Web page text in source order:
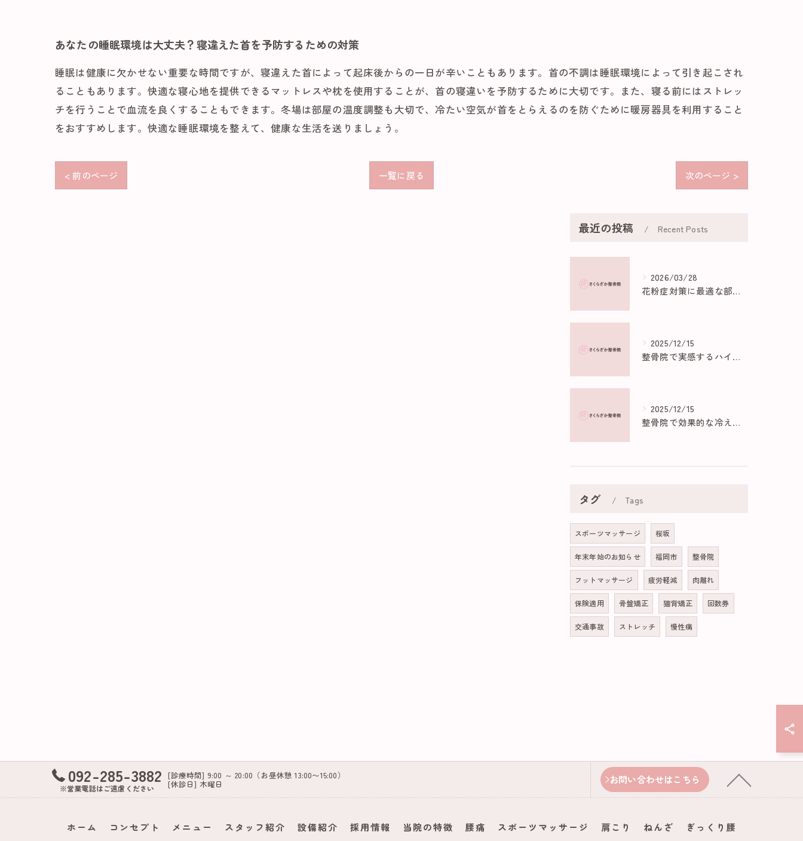
あなたの睡眠環境は大丈夫？寝違えた首を予防するための対策
睡眠は健康に欠かせない重要な時間ですが、寝違えた首によって起床後からの一日が辛いこともあります。首の不調は睡眠環境によって引き起こされ
ることもあります。快適な寝心地を提供できるマットレスや枕を使用することが、首の寝違いを予防するために大切です。また、寝る前にはストレッ
チを行うことで血流を良くすることもできます。冬場は部屋の温度調整も大切で、冷たい空気が首をとらえるのを防ぐために暖房器具を利用すること
をおすすめします。快適な睡眠環境を整えて、健康な生活を送りましょう。
< 前のページ 一覧に戻る 次のページ >
最近の投稿 Recent Posts
2026/03/28
花粉症対策に最適な部屋作りのポイント
2025/12/15
整骨院で実感するハイボルトの効果と仕組み
2025/12/15
整骨院で効果的な冷え性マッサージ法
タグ Tags
スポーツマッサージ 桜坂
年末年始のお知らせ 福岡市 整骨院
フットマッサージ 疲労軽減 肉離れ
保険適用 骨盤矯正 猫背矯正 回数券
交通事故 ストレッチ 慢性痛
092-285-3882
※営業電話はご遠慮ください
[診療時間] 9:00 ～ 20:00（お昼休憩 13:00〜15:00）
[休診日] 木曜日 お問い合わせはこちら
ホーム コンセプト メニュー スタッフ紹介 設備紹介 採用情報 当院の特徴 腰痛 スポーツマッサージ 肩こり ねんざ ぎっくり腰